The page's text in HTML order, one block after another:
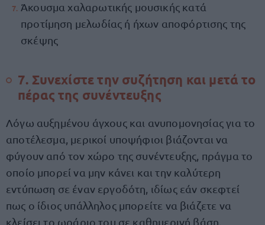
Άκουσμα χαλαρωτικής μουσικής κατά
προτίμηση μελωδίας ή ήχων αποφόρτισης της
σκέψης
7. Συνεχίστε την συζήτηση και μετά το
πέρας της συνέντευξης
Λόγω αυξημένου άγχους και ανυπομονησίας για το
αποτέλεσμα, μερικοί υποψήφιοι βιάζονται να
φύγουν από τον χώρο της συνέντευξης, πράγμα το
οποίο μπορεί να μην κάνει και την καλύτερη
εντύπωση σε έναν εργοδότη, ιδίως εάν σκεφτεί
πως ο ίδιος υπάλληλος μπορείτε να βιάζετε να
κλείσει το ωράριο του σε καθημερινή βάση.